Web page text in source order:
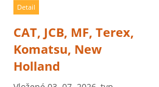
Detail
CAT, JCB, MF, Terex,
Komatsu, New
Holland